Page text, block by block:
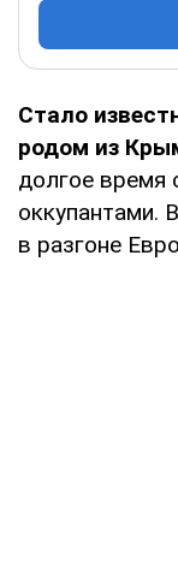
Стало
родом из
долгое время
оккупантами.
в разгоне